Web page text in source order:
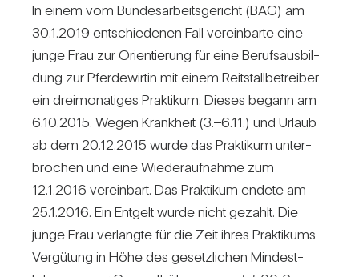
In einem vom Bun­des­ar­beits­ge­richt (BAG) am
30.1.2019 ent­schie­denen Fall ver­ein­barte eine
junge Frau zur Ori­en­tie­rung für eine Berufs­aus­bil­
dung zur Pfer­de­wirtin mit einem Reit­stall­be­treiber
ein drei­mo­na­tiges Prak­tikum. Dieses begann am
6.10.2015. Wegen Krank­heit (3.–6.11.) und Urlaub
ab dem 20.12.2015 wurde das Prak­tikum unter­
bro­chen und eine Wie­der­auf­nahme zum
12.1.2016 ver­ein­bart. Das Prak­tikum endete am
25.1.2016. Ein Ent­gelt wurde nicht gezahlt. Die
junge Frau ver­langte für die Zeit ihres Prak­ti­kums
Ver­gü­tung in Höhe des gesetz­li­chen Min­dest­